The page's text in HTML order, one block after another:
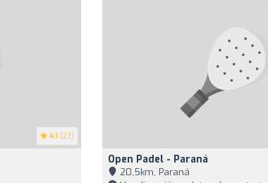
4.1 (23)
Open Padel - Paraná
20,5km, Paraná